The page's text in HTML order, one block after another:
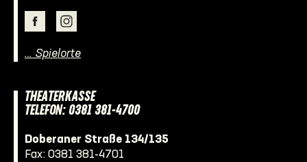
… Spielorte
THEATERKASSE
TELEFON: 0381 381-4700
Doberaner Straße 134/135
Fax: 0381 381-4701